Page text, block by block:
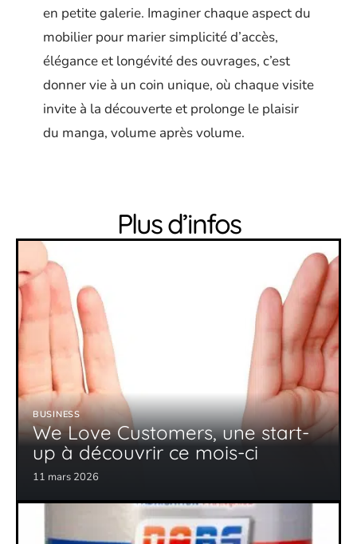
en petite galerie. Imaginer chaque aspect du
mobilier pour marier simplicité d’accès,
élégance et longévité des ouvrages, c’est
donner vie à un coin unique, où chaque visite
invite à la découverte et prolonge le plaisir
du manga, volume après volume.
Plus d’infos
BUSINESS
We Love Customers, une start-
up à découvrir ce mois-ci
11 mars 2026